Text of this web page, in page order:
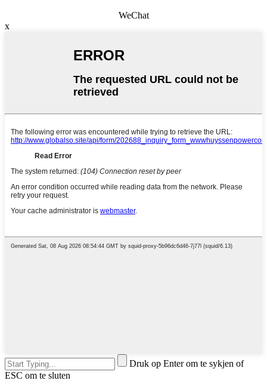
WeChat
x
Druk op Enter om te sykjen of
ESC om te sluten